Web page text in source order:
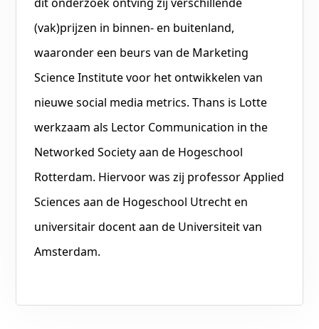
(vak)prijzen in binnen- en buitenland,
waaronder een beurs van de Marketing
Science Institute voor het ontwikkelen van
nieuwe social media metrics. Thans is Lotte
werkzaam als Lector Communication in the
Networked Society aan de Hogeschool
Rotterdam. Hiervoor was zij professor Applied
Sciences aan de Hogeschool Utrecht en
universitair docent aan de Universiteit van
Amsterdam.